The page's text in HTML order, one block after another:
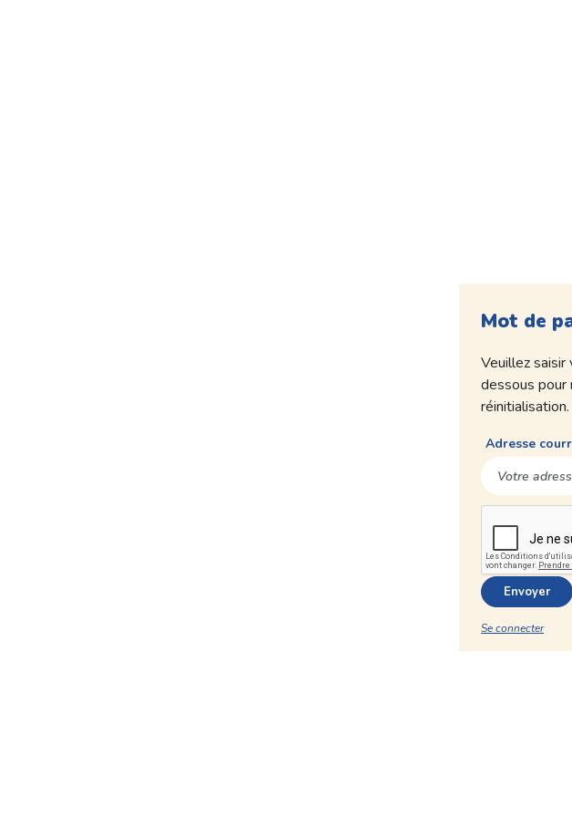
Mot de
Veuillez
dessous pour
réinitialisation.
Adresse
Envoyer
Se connecter